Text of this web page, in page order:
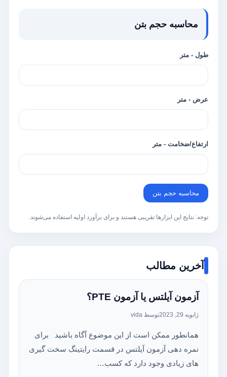
محاسبه حجم بتن
طول - متر
عرض - متر
ارتفاع/ضخامت - متر
محاسبه حجم بتن
توجه: نتایج این ابزارها تقریبی هستند و برای برآورد اولیه استفاده می‌شوند.
آخرین مطالب
آزمون آیلتس یا آزمون PTE؟
ژانویه 29, 2023 توسط vida
همانطور ممکن است از این موضوع آگاه باشید برای
نمره دهی آزمون آیلتس در قسمت رایتینگ سخت گیری
های زیادی وجود دارد که کسب…